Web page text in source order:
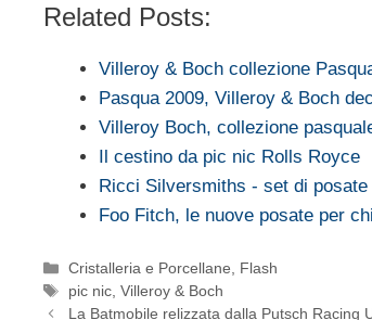
Related Posts:
Villeroy & Boch collezione
Pasqua 2009, Villeroy & Boch
Villeroy Boch, collezione
Il cestino da pic nic Rolls Royce
Ricci Silversmiths - set di posate
Foo Fitch, le nuove posate per
Categorie
Cristalleria e Porcellane, Flash
Tag
pic nic,Villeroy & Boch
La Batmobile relizzata dalla Putsch Racing